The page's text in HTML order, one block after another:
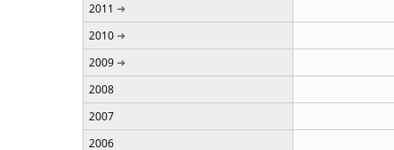
2011
2010
2009
2008
2007
2006